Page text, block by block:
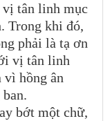
vị tân linh mục
Trong khi đó,
phải là tạ ơn
vị tân linh
vì hồng ân
bớt một chữ,